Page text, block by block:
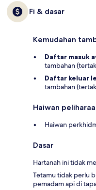
Fi & dasar
Kemudahan
Daftar masuk
tambahan
Daftar keluar
tambahan
Haiwan
Haiwan
Dasar
Hartanah ini tidak
Tetamu tidak perlu
pemadam api di